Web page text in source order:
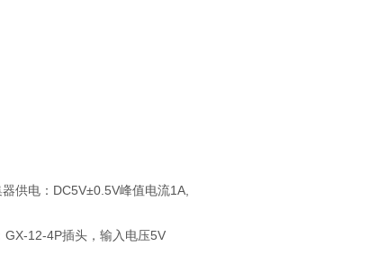
供电：DC5V±0.5V峰值电流1A,
12-4P插头，输入电压5V